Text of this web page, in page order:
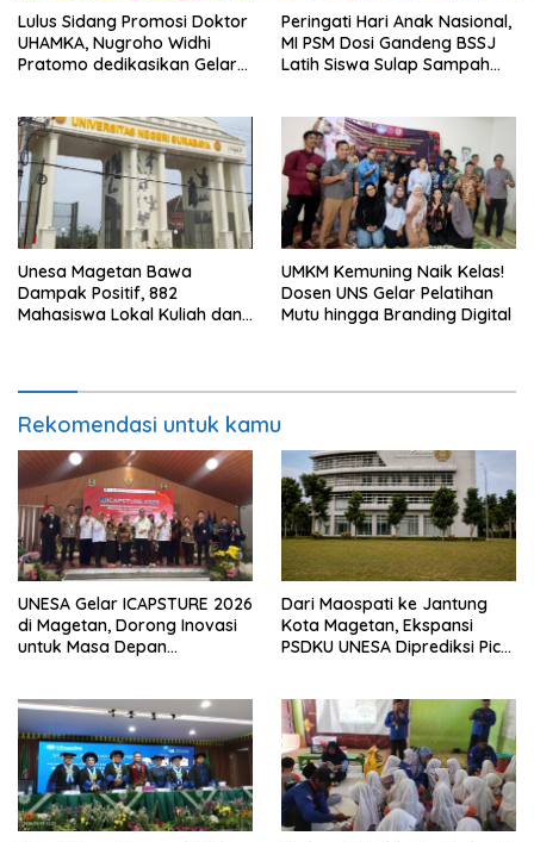
Lulus Sidang Promosi Doktor
UHAMKA, Nugroho Widhi
Pratomo dedikasikan Gelar
Peringati Hari Anak Nasional,
MI PSM Dosi Gandeng BSSJ
Latih Siswa Sulap Sampah
Unesa Magetan Bawa
Dampak Positif, 882
Mahasiswa Lokal Kuliah dan
UMKM Kemuning Naik Kelas!
Dosen UNS Gelar Pelatihan
Mutu hingga Branding Digital
Rekomendasi untuk kamu
UNESA Gelar ICAPSTURE 2026
di Magetan, Dorong Inovasi
untuk Masa Depan
Dari Maospati ke Jantung
Kota Magetan, Ekspansi
PSDKU UNESA Diprediksi Picu